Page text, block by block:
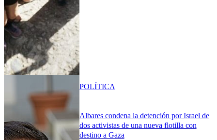
Albares condena la detención por Israel de
dos activistas de una nueva flotilla con
destino a Gaza
POLÍTICA